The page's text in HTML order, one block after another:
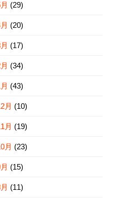
(29)
(20)
(17)
(34)
(43)
月 (10)
月 (19)
月 (23)
(15)
(11)